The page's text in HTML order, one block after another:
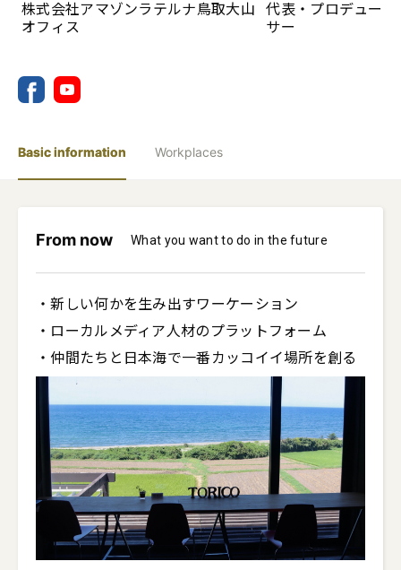
株式会社アマゾンラテルナ鳥取大山
オフィス
代表・プロデュー
サー
Basic information Workplaces
From now What you want to do in the future
・新しい何かを生み出すワーケーション
・ローカルメディア人材のプラットフォーム
・仲間たちと日本海で一番カッコイイ場所を創る